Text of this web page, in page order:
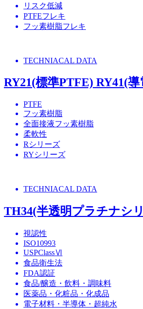
リスク低減
PTFEフレキ
フッ素樹脂フレキ
TECHNIACAL DATA
RY21(標準PTFE) RY41(
PTFE
フッ素樹脂
全面接液フッ素樹脂
柔軟性
Rシリーズ
RYシリーズ
TECHNIACAL DATA
TH34(半透明プラチナシ
視認性
ISO10993
USPClassⅥ
食品衛生法
FDA認証
食品/醸造・飲料・調味料
医薬品・化粧品・化成品
電子材料・半導体・超純水